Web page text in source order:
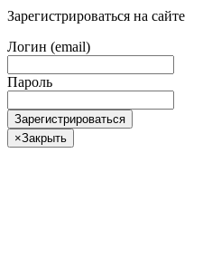
Зарегистрироваться на сайте
Логин (email)
Пароль
Зарегистрироваться
×Закрыть